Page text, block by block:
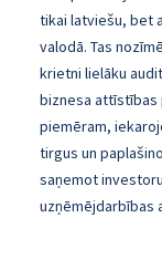
tikai latviešu, bet
valodā. Tas
krietni lielāku
biznesa
piemēram,
tirgus un
saņemot
uzņēmējdarbības